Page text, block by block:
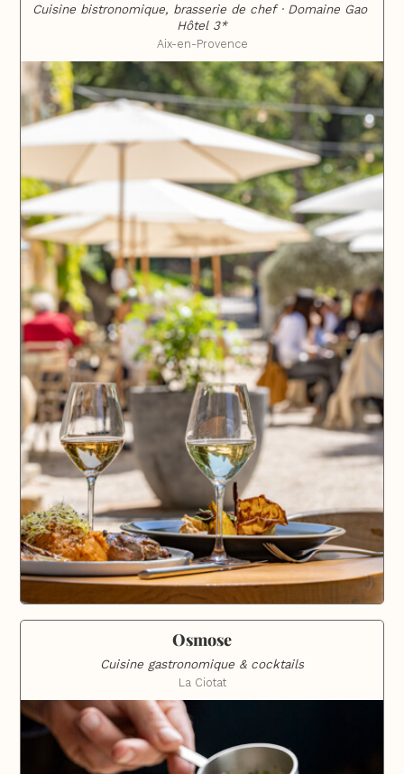
Cuisine bistronomique, brasserie de chef · Domaine Gao
Hôtel 3*
Aix-en-Provence
Osmose
Cuisine gastronomique & cocktails
La Ciotat